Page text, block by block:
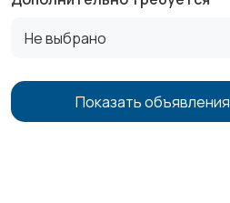
Не выбрано
Показать объявления